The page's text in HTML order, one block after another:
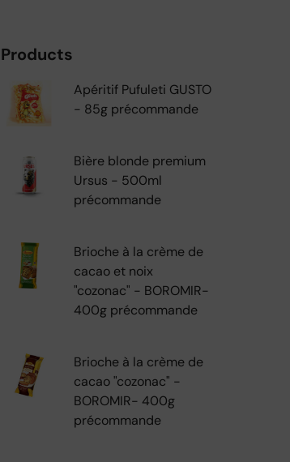
Products
Apéritif Pufuleti GUSTO
- 85g précommande
Bière blonde premium
Ursus - 500ml
précommande
Brioche à la crème de
cacao et noix
"cozonac" - BOROMIR-
400g précommande
Brioche à la crème de
cacao "cozonac" -
BOROMIR- 400g
précommande